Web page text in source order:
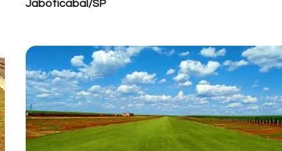
Jaboticabal/SP